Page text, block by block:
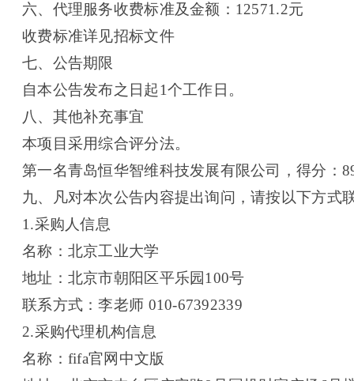
六、代理服务收费标准及金额： 12571.2元
收费标准详见招标文件
七、公告期限
自本公告发布之日起1个工作日。
八、其他补充事宜
本项目采用综合评分法。
第一名青岛恒华智维科技发展有限公司，得分：
九、凡对本次公告内容提出询问，请按以下方式
1.采购人信息
名称：北京工业大学
地址：北京市朝阳区平乐园100号
联系方式：李老师 010-67392339
2.采购代理机构信息
名称：fifa官网中文版